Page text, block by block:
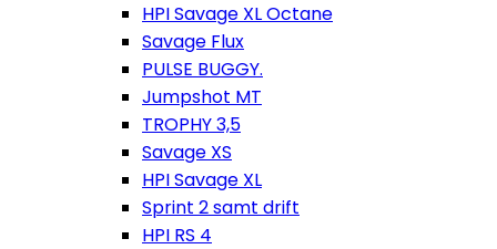
HPI Savage XL Octane
Savage Flux
PULSE BUGGY.
Jumpshot MT
TROPHY 3,5
Savage XS
HPI Savage XL
Sprint 2 samt drift
HPI RS 4